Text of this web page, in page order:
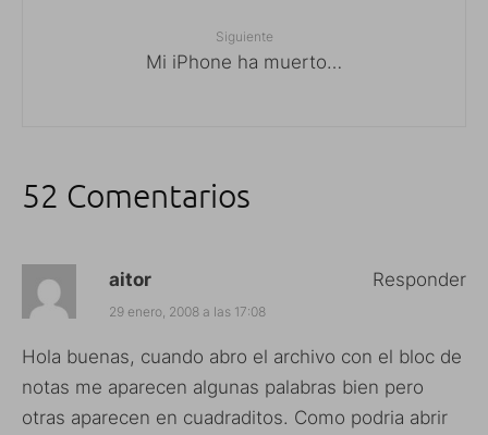
Siguiente
Mi iPhone ha muerto…
52 Comentarios
aitor
29 enero, 2008 a las 17:08
Hola buenas, cuando abro el archivo con el bloc de
notas me aparecen algunas palabras bien pero
otras aparecen en cuadraditos. Como podria abrir
Responder